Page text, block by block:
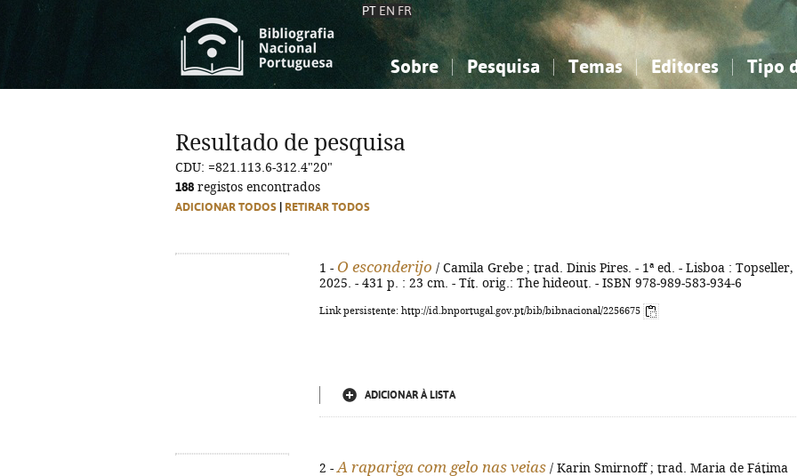
PT EN FR
Sobre Pesquisa Temas
Ciências sociais...
Editores Tipo
Ciências sociais...
Resultado de pesquisa
CDU: =821.113.6-312.4"20"
188 registos encontrados
ADICIONAR TODOS RETIRAR TODOS
1 - O esconderijo / Camila Grebe ; trad. Dinis Pires. - 1ª ed. - Lisboa : Topseller,
2025. - 431 p. : 23 cm. - Tít. orig.: The hideout. - ISBN 978-989-583-934-6
Link persistente: http://id.bnportugal.gov.pt/bib/bibnacional/2256675
ADICIONAR À LISTA
2 - A rapariga com gelo nas veias / Karin Smirnoff ; trad. Maria de Fátima